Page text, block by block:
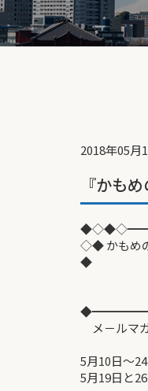
2018年05月
『かも
◇◆ かもめ
◆
神奈川
メ－ルマ
5月10日～
5月19日と